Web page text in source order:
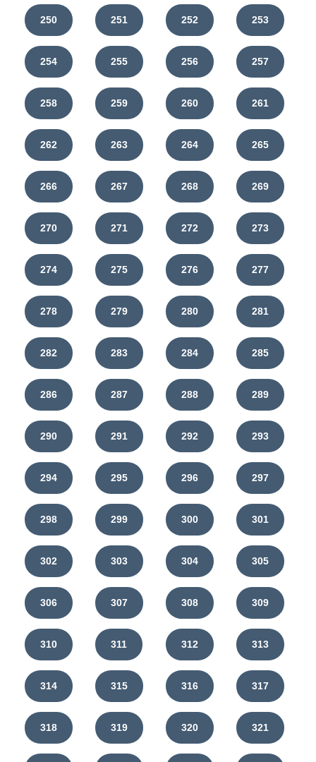
250 251 252 253
254 255 256 257
258 259 260 261
262 263 264 265
266 267 268 269
270 271 272 273
274 275 276 277
278 279 280 281
282 283 284 285
286 287 288 289
290 291 292 293
294 295 296 297
298 299 300 301
302 303 304 305
306 307 308 309
310 311 312 313
314 315 316 317
318 319 320 321